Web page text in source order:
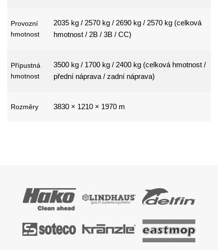
Provozní
hmotnost
2035 kg / 2570 kg / 2690 kg / 2570 kg (celková
hmotnost / 2B / 3B / CC)
Přípustná
hmotnost
3500 kg / 1700 kg / 2400 kg (celková hmotnost /
přední náprava / zadní náprava)
Rozměry 3830 × 1210 × 1970 m